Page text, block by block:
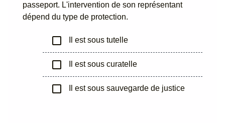
passeport. L'intervention de son représentant
dépend du type de protection.
check_box_outline_blank Il est sous tutelle
check_box_outline_blank Il est sous curatelle
check_box_outline_blank Il est sous sauvegarde de justice